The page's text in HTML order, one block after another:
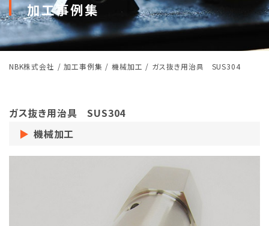
加工事例集
NBK株式会社 / 加工事例集 / 機械加工 / ガス抜き用治具 SUS304
ガス抜き用治具 SUS304
機械加工